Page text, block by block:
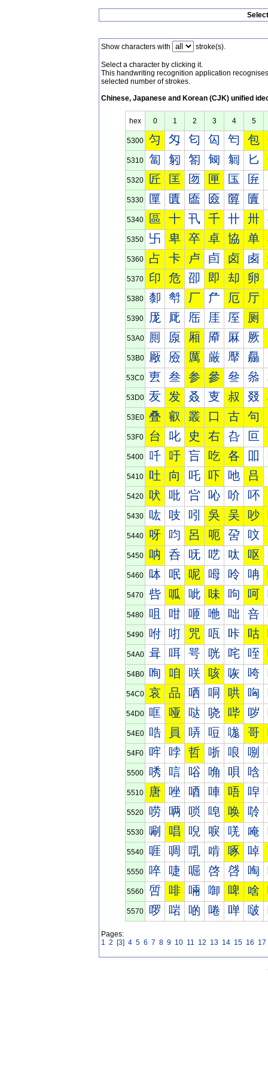
Show characters with stroke(s).
Select a character by clicking it.
This handwriting recognition application
selected number of strokes.
Chinese, Japanese and Korean (CJK) unified
hex 0 1 2 3 4 5
5300 匀 匁 匂 匃 匄 包
5310 匐 匑 匒 匓 匔 匕
5320 匠 匡 匢 匣 匤 匥
5330 匰 匱 匲 匳 匴 匵
5340 區 十 卂 千 卄 卅
5350 卐 卑 卒 卓 協 单
5360 占 卡 卢 卣 卤 卥
5370 印 危 卲 即 却 卵
5380 厀 厁 厂 厃 厄 厅
5390 厐 厑 厒 厓 厔 厕
53A0 厠 厡 厢 厣 厤 厥
53B0 厰 厱 厲 厳 厴 厵
53C0 叀 叁 参 參 叄 叅
53D0 叐 发 叒 叓 叔 叕
53E0 叠 叡 叢 口 古 句
53F0 台 叱 史 右 叴 叵
5400 吀 吁 吂 吃 各 吅
5410 吐 向 吒 吓 吔 吕
5420 吠 吡 吢 吣 吤 吥
5430 吰 吱 吲 吳 吴 吵
5440 呀 呁 呂 呃 呄 呅
5450 呐 呑 呒 呓 呔 呕
5460 呠 呡 呢 呣 呤 呥
5470 呰 呱 呲 味 呴 呵
5480 咀 咁 咂 咃 咄 咅
5490 咐 咑 咒 咓 咔 咕
54A0 咠 咡 咢 咣 咤 咥
54B0 咰 咱 咲 咳 咴 咵
54C0 哀 品 哂 哃 哄 哅
54D0 哐 哑 哒 哓 哔 哕
54E0 哠 員 哢 哣 哤 哥
54F0 哰 哱 哲 哳 哴 哵
5500 唀 唁 唂 唃 唄 唅
5510 唐 唑 唒 唓 唔 唕
5520 唠 唡 唢 唣 唤 唥
5530 唰 唱 唲 唳 唴 唵
5540 啀 啁 啂 啃 啄 啅
5550 啐 啑 啒 啓 啔 啕
5560 啠 啡 啢 啣 啤 啥
5570 啰 啱 啲 啳 啴 啵
Pages:
1 2 [3] 4 5 6 7 8 9 10 11 12 13 14 15 16 17